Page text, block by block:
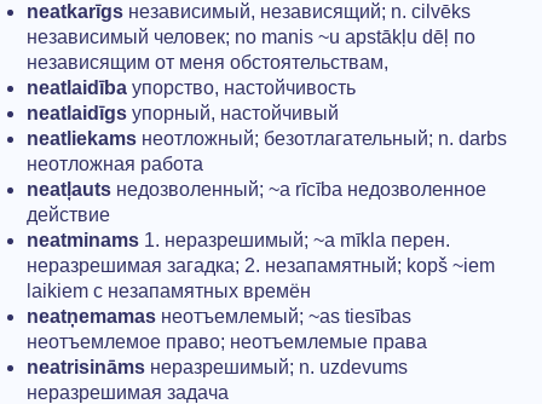
neatkarīgs независимый, независящий; n. cilvēks
независимый человек; no manis ~u apstākļu dēļ по
независящим от меня обстоятельствам,
neatlaidība упорство, настойчивость
neatlaidīgs упорный, настойчивый
neatliekams неотложный; безотлагательный; n. darbs
неотложная работа
neatļauts недозволенный; ~а rīcība недозволенное
действие
neatminams 1. неразрешимый; ~а mīkla перен.
неразрешимая загадка; 2. незапамятный; kopš ~iem
laikiem с незапамятных времён
neatņemamas неотъемлемый; ~as tiesības
неотъемлемое право; неотъемлемые права
neatrisināms неразрешимый; n. uzdevums
неразрешимая задача